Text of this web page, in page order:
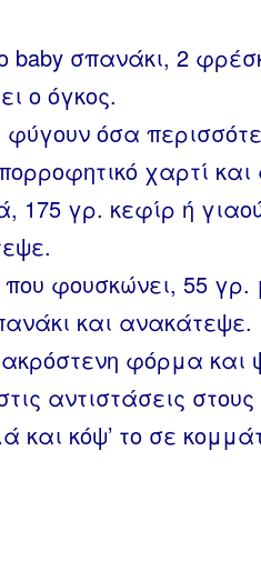
baby σπανάκι, 2
ο όγκος.
όσα
χαρτί
γρ. κεφίρ ή
φουσκώνει, 55
και ανακάτεψε.
φόρμα και
αντιστάσεις στους
και κόψ’ το σε